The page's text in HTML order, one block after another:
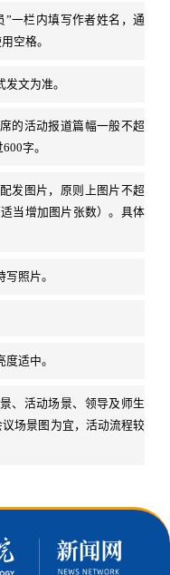
”一栏内填写作者姓名，通
空格。
发文为准。
的活动报道篇幅一般不超
字。
发图片，原则上图片不超
当增加图片张数）。具体
写照片。
度适中。
、活动场景、领导及师生
场景图为宜，活动流程较